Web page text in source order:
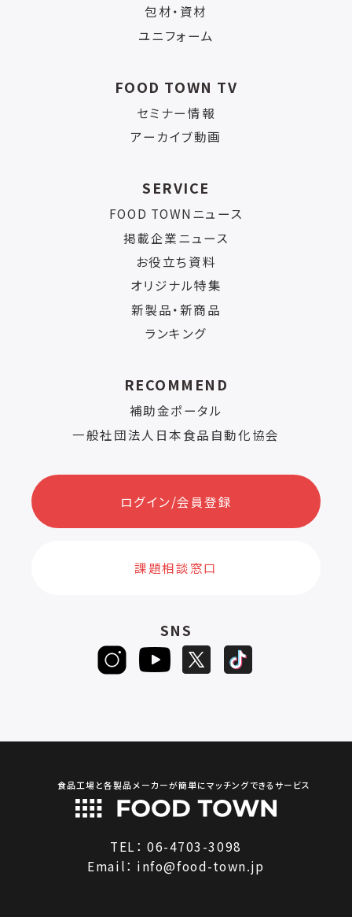
包材・資材
ユニフォーム
FOOD TOWN TV
セミナー情報
アーカイブ動画
SERVICE
FOOD TOWNニュース
掲載企業ニュース
お役立ち資料
オリジナル特集
新製品・新商品
ランキング
RECOMMEND
補助金ポータル
一般社団法人日本食品自動化協会
ログイン/会員登録
課題相談窓口
SNS
食品工場と各製品メーカーが簡単にマッチングできるサービス
TEL：06-4703-3098
Email： info@food-town.jp